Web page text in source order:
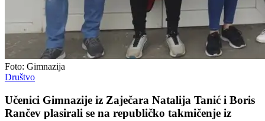
Foto: Gimnazija
Društvo
Učenici Gimnazije iz Zaječara Natalija Tanić i Boris
Rančev plasirali se na republičko takmičenje iz